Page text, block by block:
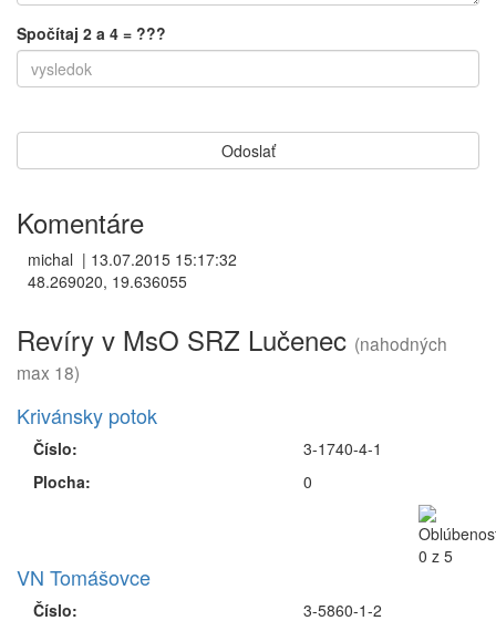
Spočítaj 2 a 4 = ???
Komentáre
michal | 13.07.2015 15:17:32
48.269020, 19.636055
Revíry v MsO SRZ Lučenec (nahodných
max 18)
Krivánsky potok
Číslo:
Plocha:
3-1740-4-1
0
VN Tomášovce
Číslo:
3-5860-1-2